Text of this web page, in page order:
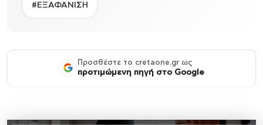
#ΕΞΑΦΑΝΙΣΗ
Προσθέστε το cretaone.gr ως
προτιμώμενη πηγή στο Google